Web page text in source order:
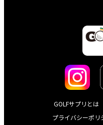
GOLFサプリとは
プライバシーポリ